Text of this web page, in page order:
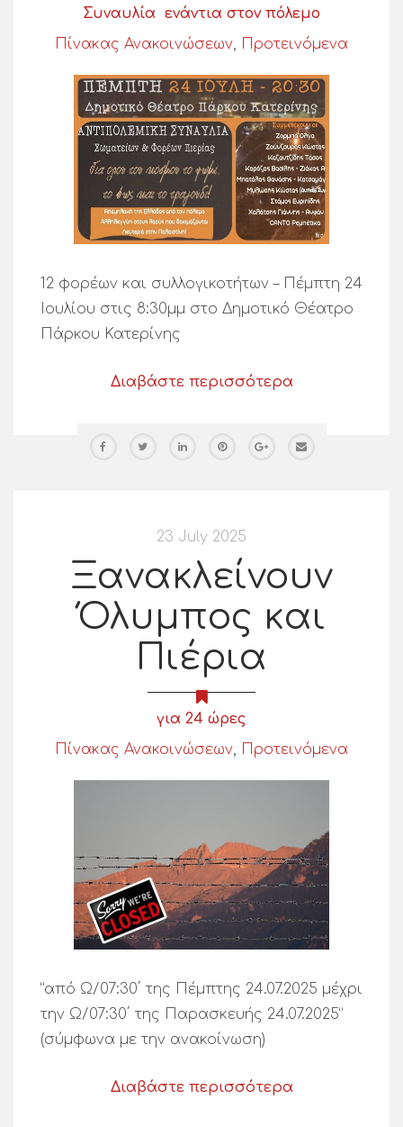
Συναυλία ενάντια στον πόλεμο
Πίνακας Ανακοινώσεων, Προτεινόμενα
12 φορέων και συλλογικοτήτων – Πέμπτη 24
Ιουλίου στις 8:30μμ στο Δημοτικό Θέατρο
Πάρκου Κατερίνης
Διαβάστε περισσότερα
23 July 2025
Ξανακλείνουν
Όλυμπος και
Πιέρια
για 24 ώρες
Πίνακας Ανακοινώσεων, Προτεινόμενα
“από Ω/07:30΄ της Πέμπτης 24.07.2025 μέχρι
την Ω/07:30΄ της Παρασκευής 24.07.2025”
(σύμφωνα με την ανακοίνωση)
Διαβάστε περισσότερα